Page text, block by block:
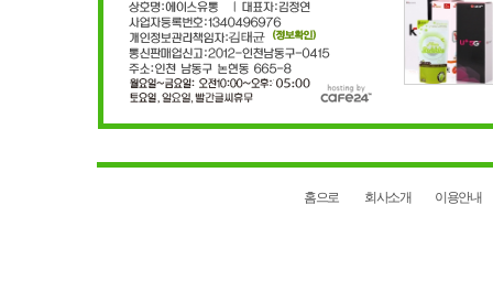
홈으로 회사소개 이용안내